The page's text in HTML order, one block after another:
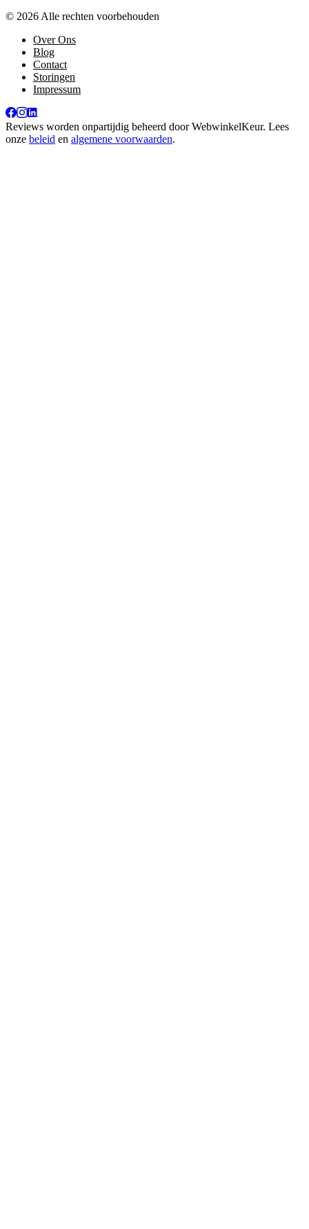
© 2026 Alle rechten voorbehouden
Over Ons
Blog
Contact
Storingen
Impressum
Reviews worden onpartijdig beheerd doorWebwinkelKeur. Lees
onze beleid en algemene voorwaarden.